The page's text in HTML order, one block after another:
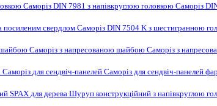
Саморіз DIN 7981 з напівкруглою головкою Саморіз
посиленим свердлом Саморіз DIN 7504 K з шестигранною
Саморіз з напресованою шайбою Саморіз з
Саморіз для сендвіч-панелей Саморіз для сендвіч-панелей
SPAX для дерева Шуруп конструкційний з напівкруглою